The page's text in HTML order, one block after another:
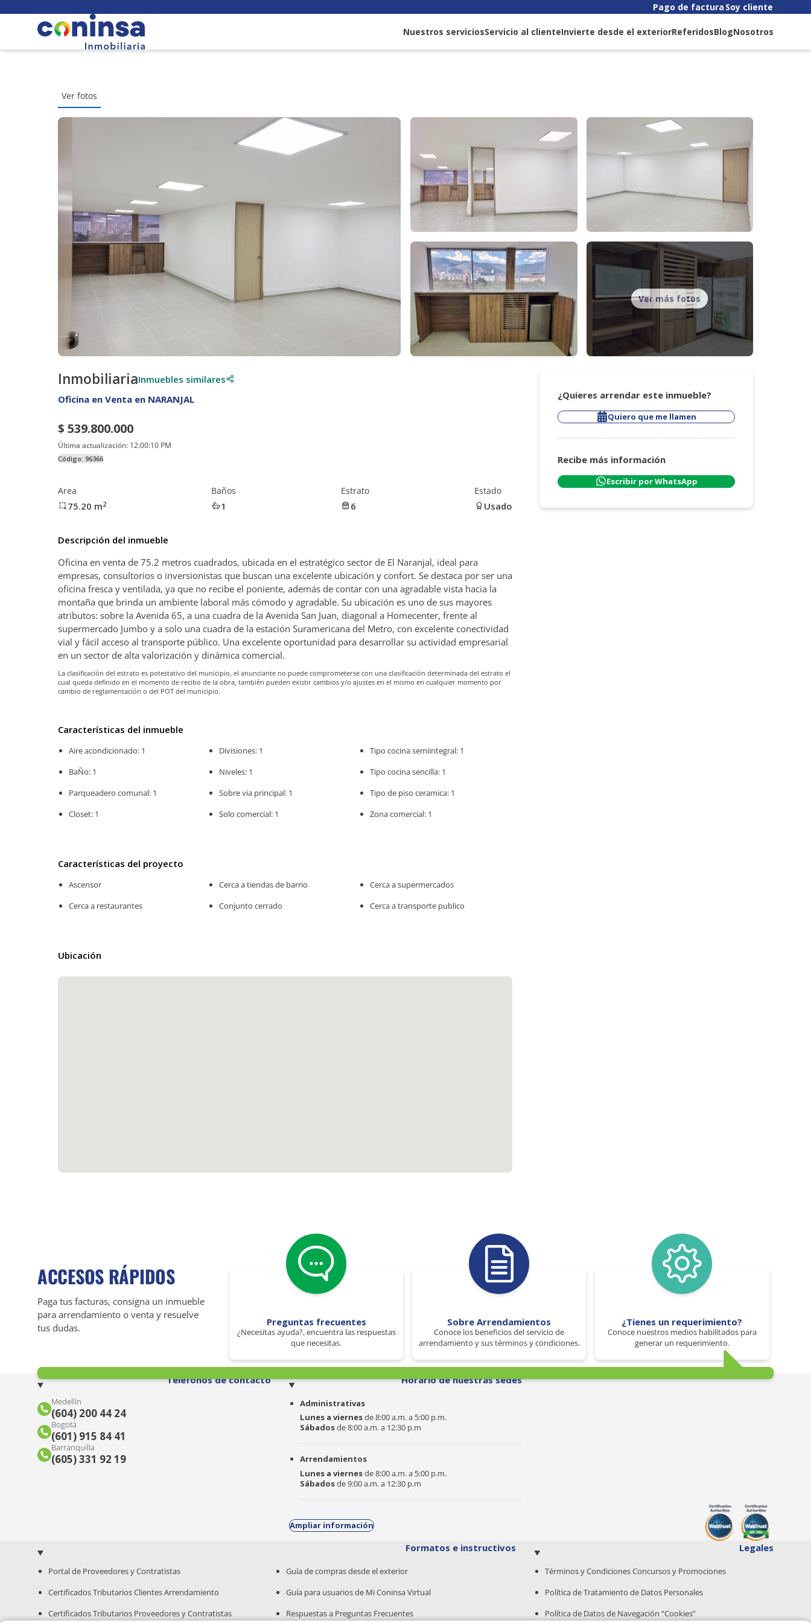
Pago de factura Soy cliente
Nuestros serviciosServicio al clienteInvierte desde el exteriorReferidosBlogNosotros
Ver fotos
Ver más fotos
InmobiliariaInmuebles similares
Oficina en Venta en NARANJAL
$ 539.800.000
Última actualización: 12:00:10 PM
Código: 96366
Area
75.20 m2
Baños
1
Estrato
6
Estado
Usado
Descripción del inmueble
Oficina en venta de 75.2 metros cuadrados, ubicada en el estratégico sector de El Naranjal, ideal para
empresas, consultorios o inversionistas que buscan una excelente ubicación y confort. Se destaca por ser una
oficina fresca y ventilada, ya que no recibe el poniente, además de contar con una agradable vista hacia la
montaña que brinda un ambiente laboral más cómodo y agradable. Su ubicación es uno de sus mayores
atributos: sobre la Avenida 65, a una cuadra de la Avenida San Juan, diagonal a Homecenter, frente al
supermercado Jumbo y a solo una cuadra de la estación Suramericana del Metro, con excelente conectividad
vial y fácil acceso al transporte público. Una excelente oportunidad para desarrollar su actividad empresarial
en un sector de alta valorización y dinámica comercial.
La clasificación del estrato es potestativo del municipio, el anunciante no puede comprometerse con una clasificación determinada del estrato el
cual queda definido en el momento de recibo de la obra, también pueden existir cambios y/o ajustes en el mismo en cualquier momento por
cambio de reglamentación o del POT del municipio.
Características del inmueble
Aire acondicionado: 1
BaÑo: 1
Parqueadero comunal: 1
Closet: 1
Divisiones: 1
Niveles: 1
Sobre via principal: 1
Solo comercial: 1
Tipo cocina semiintegral: 1
Tipo cocina sencilla: 1
Tipo de piso ceramica: 1
Zona comercial: 1
Características del proyecto
Ascensor
Cerca a restaurantes
Cerca a tiendas de barrio
Conjunto cerrado
Cerca a supermercados
Cerca a transporte publico
Ubicación
¿Quieres arrendar este inmueble?
Quiero que me llamen
Recibe más información
Escribir por WhatsApp
ACCESOS RÁPIDOS
Paga tus facturas, consigna un inmueble
para arrendamiento o venta y resuelve
tus dudas.
Preguntas frecuentes
¿Necesitas ayuda?, encuentra las respuestas
que necesitas.
Sobre Arrendamientos
Conoce los beneficios del servicio de
arrendamiento y sus términos y condiciones.
¿Tienes un requerimiento?
Conoce nuestros medios habilitados para
generar un requerimiento.
Teléfonos de contacto
Medellín
(604) 200 44 24
Bogotá
(601) 915 84 41
Barranquilla
(605) 331 92 19
Horario de nuestras sedes
Administrativas
Lunes a viernesde 8:00 a.m. a 5:00 p.m.
Sábadosde 8:00 a.m. a 12:30 p.m
Arrendamientos
Lunes a viernesde 8:00 a.m. a 5:00 p.m.
Sábadosde 9:00 a.m. a 12:30 p.m
Ampliar información
Formatos e instructivos
Portal de Proveedores y Contratistas
Certificados Tributarios Clientes Arrendamiento
Certificados Tributarios Proveedores y Contratistas
Guía de compras desde el exterior
Guía para usuarios de Mi Coninsa Virtual
Respuestas a Preguntas Frecuentes
Legales
Términos y Condiciones Concursos y Promociones
Política de Tratamiento de Datos Personales
Política de Datos de Navegación “Cookies”